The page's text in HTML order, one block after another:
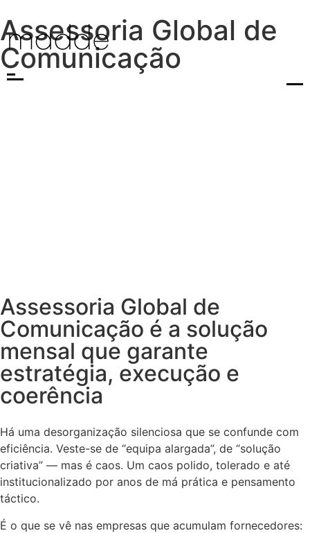
Assessoria Global de
Comunicação
Assessoria Global de
Comunicação é a solução
mensal que garante
estratégia, execução e
coerência
Há uma desorganização silenciosa que se confunde com
eficiência. Veste-se de “equipa alargada”, de “solução
criativa” — mas é caos. Um caos polido, tolerado e até
institucionalizado por anos de má prática e pensamento
táctico.
É o que se vê nas empresas que acumulam fornecedores: